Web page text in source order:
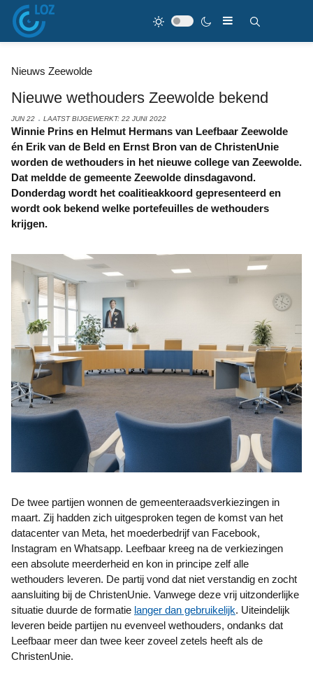
Nieuws Zeewolde
Nieuwe wethouders Zeewolde bekend
JUN 22 LAATST BIJGEWERKT: 22 JUNI 2022
Winnie Prins en Helmut Hermans van Leefbaar Zeewolde
én Erik van de Beld en Ernst Bron van de ChristenUnie
worden de wethouders in het nieuwe college van Zeewolde.
Dat meldde de gemeente Zeewolde dinsdagavond.
Donderdag wordt het coalitieakkoord gepresenteerd en
wordt ook bekend welke portefeuilles de wethouders
krijgen.
De twee partijen wonnen de gemeenteraadsverkiezingen in
maart. Zij hadden zich uitgesproken tegen de komst van het
datacenter van Meta, het moederbedrijf van Facebook,
Instagram en Whatsapp. Leefbaar kreeg na de verkiezingen
een absolute meerderheid en kon in principe zelf alle
wethouders leveren. De partij vond dat niet verstandig en zocht
aansluiting bij de ChristenUnie. Vanwege deze vrij uitzonderlijke
situatie duurde de formatie langer dan gebruikelijk. Uiteindelijk
leveren beide partijen nu evenveel wethouders, ondanks dat
Leefbaar meer dan twee keer zoveel zetels heeft als de
ChristenUnie.